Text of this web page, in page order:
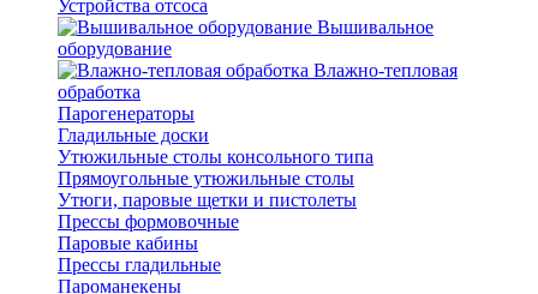
Устройства отсоса
Вышивальное
оборудование
Влажно-тепловая
обработка
Парогенераторы
Гладильные доски
Утюжильные столы консольного типа
Прямоугольные утюжильные столы
Утюги, паровые щетки и пистолеты
Прессы формовочные
Паровые кабины
Прессы гладильные
Пароманекены